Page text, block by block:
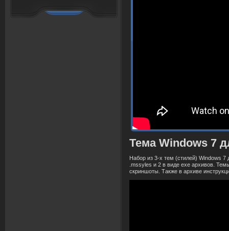
Тема Windows 7
Набор из 3-х тем (стилей) Windows
.mssyles и 2 в виде exe архивов.
скриншоты. Также в архиве